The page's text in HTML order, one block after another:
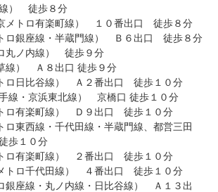
） 徒歩８分
メトロ有楽町線） １０番出口 徒歩８分
ロ銀座線・半蔵門線） Ｂ６出口 徒歩８分
丸ノ内線） 徒歩９分
線） Ａ８出口 徒歩９分
ロ日比谷線） Ａ２番出口 徒歩１０分
線・京浜東北線） 京橋口 徒歩１０分
ロ有楽町線） Ｄ９出口 徒歩１０分
ロ東西線・千代田線・半蔵門線、都営三田
歩１０分
ロ有楽町線） ２番出口 徒歩１０分
トロ千代田線） ４番出口 徒歩１０分
銀座線・丸ノ内線・日比谷線） Ａ１３出